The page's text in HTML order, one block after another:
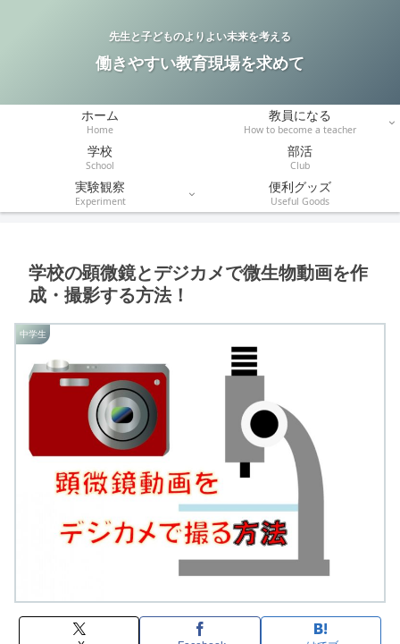
先生と子どものよりよい未来を考える
働きやすい教育現場を求めて
ホーム
Home
教員になる
How to become a teacher
学校
School
部活
Club
実験観察
Experiment
便利グッズ
Useful Goods
学校の顕微鏡とデジカメで微生物動画を作
成・撮影する方法！
中学生